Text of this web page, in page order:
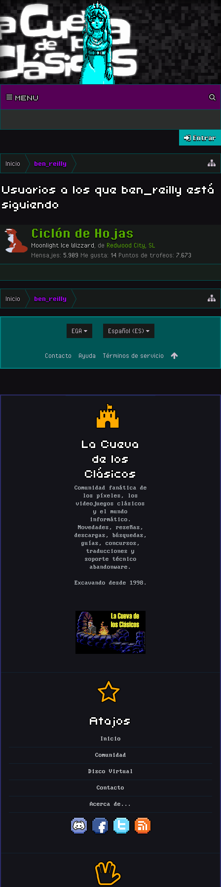
MENU
Entrar
Inicio ben_reilly
Usuarios a los que ben_reilly está
siguiendo
Ciclón de Hojas
Moonlight Ice Wizzard de Redwood City, SL
Mensajes: 5.909 Me gusta: 14 Puntos de trofeos: 7.673
Inicio ben_reilly
EGA Español (ES)
Contacto Ayuda Términos de servicio
La Cueva
de los
Clásicos
Comunidad fanática de
los píxeles, los
videojuegos clásicos
y el mundo
informático.
Novedades, reseñas,
descargas, búsquedas,
guías, concursos,
traducciones y
soporte técnico
abandonware.
Excavando desde 1998.
Atajos
Inicio
Comunidad
Disco Virtual
Contacto
Acerca de...